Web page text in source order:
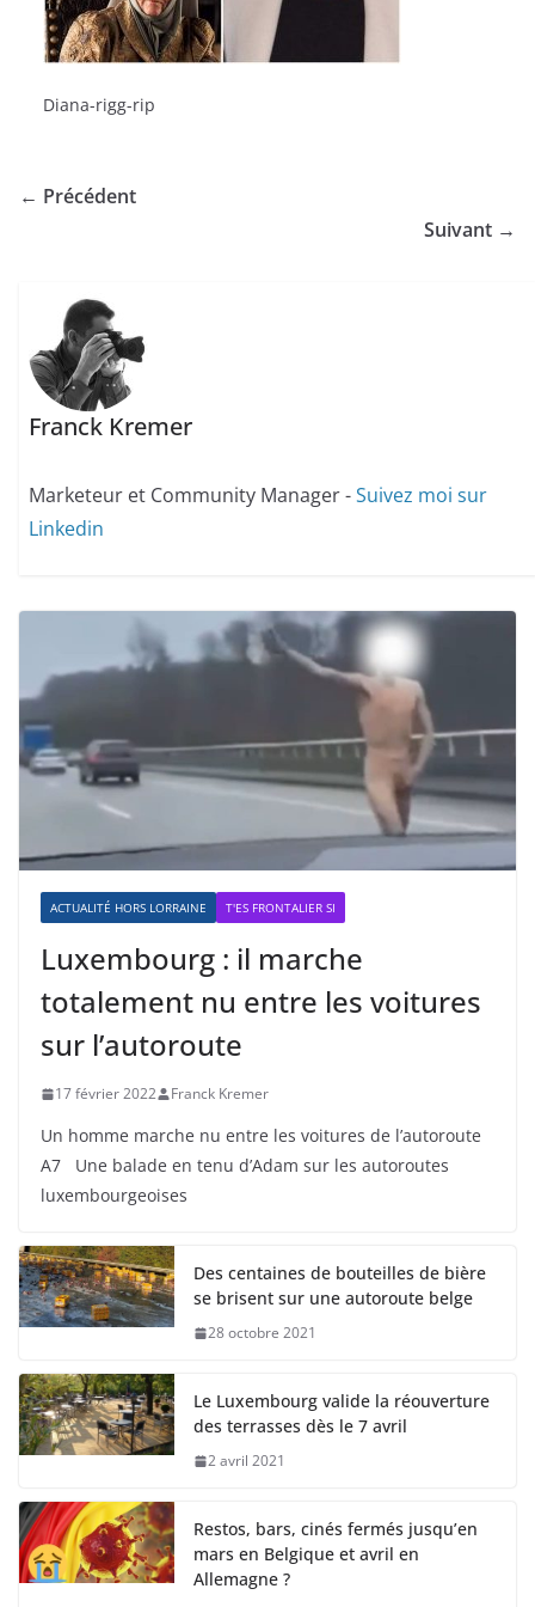
Diana-rigg-rip
← Précédent
Suivant →
Franck Kremer
Marketeur et Community Manager -Suivez moi sur
Linkedin
ACTUALITÉ HORS LORRAINE T'ES FRONTALIER SI
Luxembourg : il marche
totalement nu entre les voitures
sur l’autoroute
17 février 2022 Franck Kremer
Un homme marche nu entre les voitures de l’autoroute
A7 Une balade en tenu d’Adam sur les autoroutes
luxembourgeoises
Des centaines de bouteilles de bière
se brisent sur une autoroute belge
28 octobre 2021
Le Luxembourg valide la réouverture
des terrasses dès le 7 avril
2 avril 2021
Restos, bars, cinés fermés jusqu’en
mars en Belgique et avril en
Allemagne ?